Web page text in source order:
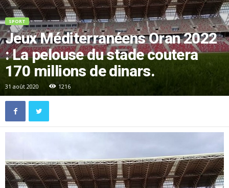
SPORT
Jeux Méditerranéens Oran 2022
: La pelouse du stade coutera
170 millions de dinars.
31 août 2020 1216